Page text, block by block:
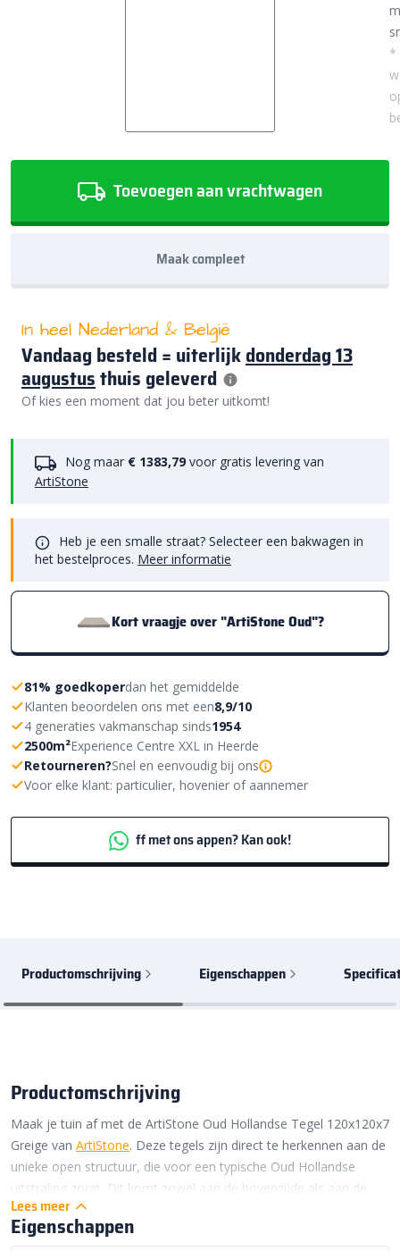
*
Toevoegen aan vrachtwagen
Maak compleet
In heel Nederland & België
Vandaag besteld = uiterlijkdonderdag 13
augustusthuis geleverd
Of kies een moment dat jou beter uitkomt!
Nog maar € 1383,79 voor gratis levering van
ArtiStone
Heb je een smalle straat? Selecteer een bakwagen in
het bestelproces. Meer informatie
Kort vraagje over "ArtiStone Oud"?
81% goedkoperdan het gemiddelde
Klanten beoordelen ons met een8,9/10
4 generaties vakmanschap sinds1954
2500m²Experience Centre XXL in Heerde
Retourneren?Snel en eenvoudig bij ons
Voor elke klant: particulier, hovenier of aannemer
ff met ons appen? Kan ook!
Productomschrijving Eigenschappen
Productomschrijving
Maak je tuin af met de ArtiStone Oud Hollandse Tegel 120x120x7
Greige van ArtiStone. Deze tegels zijn direct te herkennen aan de
unieke open structuur, die voor een typische Oud Hollandse
uitstraling zorgt. Dit komt zowel aan de bovenzijde als aan de
zijkanten mooi naar boven. Daarom kunnen de tegels niet alleen
liggend, maar ook staand worden verwerkt. Denk bijvoorbeeld
Lees meer
Eigenschappen